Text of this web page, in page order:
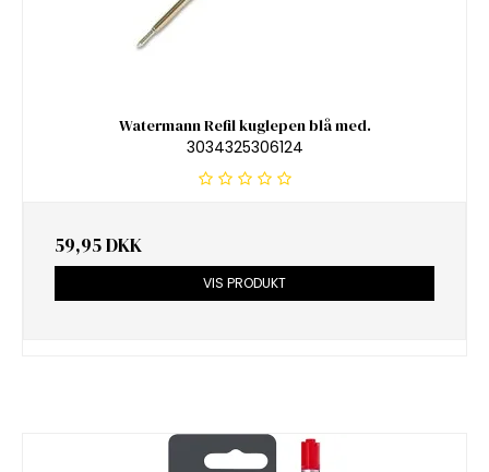
Watermann Refil kuglepen blå med.
3034325306124
59,95 DKK
VIS PRODUKT